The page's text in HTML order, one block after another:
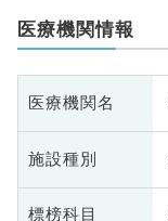
医療機関情報
医療機関名
施設種別
標榜科目